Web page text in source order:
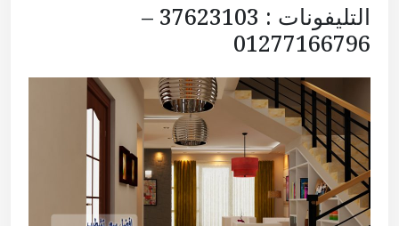
التليفونات : 37623103 –
01277166796